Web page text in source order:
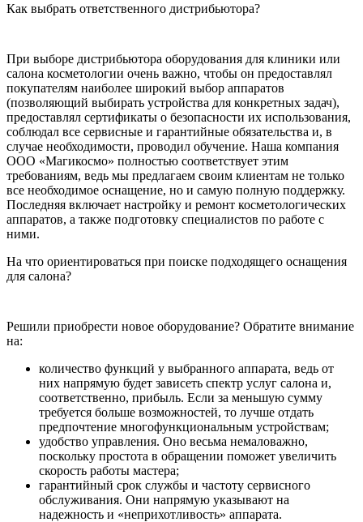
Как выбрать ответственного дистрибьютора?
При выборе дистрибьютора оборудования для клиники или
салона косметологии очень важно, чтобы он предоставлял
покупателям наиболее широкий выбор аппаратов
(позволяющий выбирать устройства для конкретных задач),
предоставлял сертификаты о безопасности их использования,
соблюдал все сервисные и гарантийные обязательства и, в
случае необходимости, проводил обучение. Наша компания
ООО «Магикосмо» полностью соответствует этим
требованиям, ведь мы предлагаем своим клиентам не только
все необходимое оснащение, но и самую полную поддержку.
Последняя включает настройку и ремонт косметологических
аппаратов, а также подготовку специалистов по работе с
ними.
На что ориентироваться при поиске подходящего оснащения
для салона?
Решили приобрести новое оборудование? Обратите внимание
на:
количество функций у выбранного аппарата, ведь от
них напрямую будет зависеть спектр услуг салона и,
соответственно, прибыль. Если за меньшую сумму
требуется больше возможностей, то лучше отдать
предпочтение многофункциональным устройствам;
удобство управления. Оно весьма немаловажно,
поскольку простота в обращении поможет увеличить
скорость работы мастера;
гарантийный срок службы и частоту сервисного
обслуживания. Они напрямую указывают на
надежность и «неприхотливость» аппарата.